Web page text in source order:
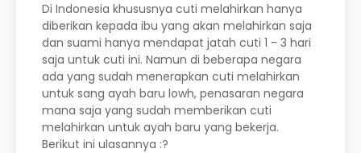
Di Indonesia khususnya cuti melahirkan hanya
diberikan kepada ibu yang akan melahirkan saja
dan suami hanya mendapat jatah cuti 1 - 3 hari
saja untuk cuti ini. Namun di beberapa negara
ada yang sudah menerapkan cuti melahirkan
untuk sang ayah baru lowh, penasaran negara
mana saja yang sudah memberikan cuti
melahirkan untuk ayah baru yang bekerja.
Berikut ini ulasannya :?